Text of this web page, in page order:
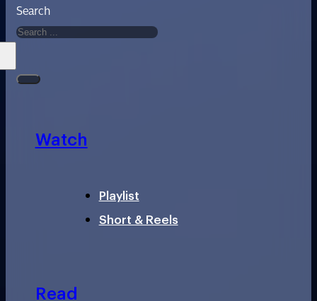
Search
Watch
Playlist
Short & Reels
Read